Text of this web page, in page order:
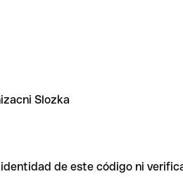
Slozka
de este código ni